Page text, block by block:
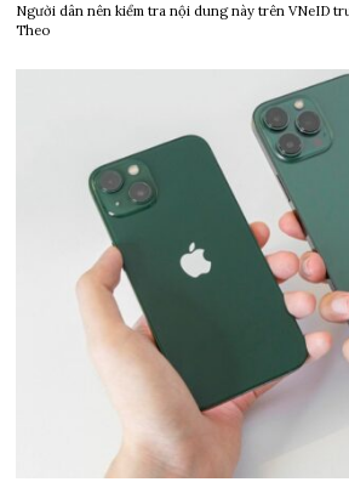
Người dân nên kiểm tra nội dung này trên VNeID
Theo